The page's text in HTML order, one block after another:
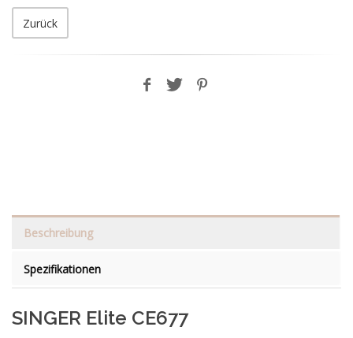
Zurück
Beschreibung
Spezifikationen
SINGER Elite CE677